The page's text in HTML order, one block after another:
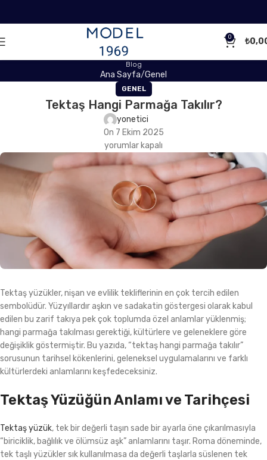
0 ₺
Blog
Ana Sayfa Genel
GENEL
Tektaş Hangi Parmağa Takılır?
yonetici
On 7 Ekim 2025
yorumlar kapalı
Tektaş yüzükler, nişan ve evlilik tekliflerinin en çok tercih edilen
sembolüdür. Yüzyıllardır aşkın ve sadakatin göstergesi olarak kabul
edilen bu zarif takıya pek çok toplumda özel anlamlar yüklenmiş;
hangi parmağa takılması gerektiği, kültürlere ve geleneklere göre
değişiklik göstermiştir. Bu yazıda, “tektaş hangi parmağa takılır”
sorusunun tarihsel kökenlerini, geleneksel uygulamalarını ve farklı
kültürlerdeki anlamlarını keşfedeceksiniz.
Tektaş Yüzüğün Anlamı ve Tarihçesi
Tektaş yüzük, tek bir değerli taşın sade bir ayarla öne çıkarılmasıyla
“biriciklik, bağlılık ve ölümsüz aşk” anlamlarını taşır. Roma döneminde,
tek taşlı yüzükler sık kullanılmasa da değerli taşlarla süslenen tek